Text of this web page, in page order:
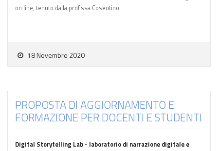
on line, tenuto dalla prof.ssa Cosentino
18 Novembre 2020
PROPOSTA DI AGGIORNAMENTO E
FORMAZIONE PER DOCENTI E STUDENTI
Digital Storytelling Lab - laboratorio di narrazione digitale e